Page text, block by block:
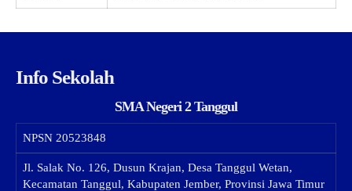
Info Sekolah
SMA Negeri 2 Tanggul
NPSN 20523848
Jl. Salak No. 126, Dusun Krajan, Desa Tanggul Wetan,
Kecamatan Tanggul, Kabupaten Jember, Provinsi Jawa Timur